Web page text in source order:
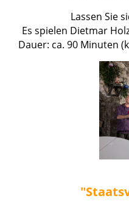
Lassen Sie
Es spielen Dietmar
Dauer: ca. 90 Minuten